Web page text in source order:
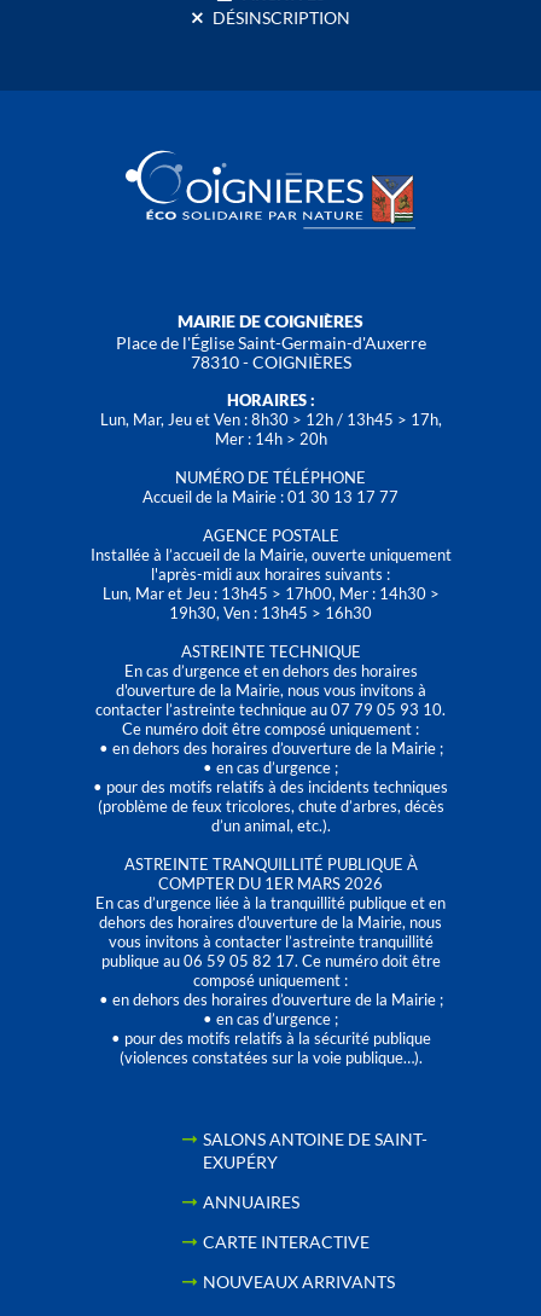
DÉSINSCRIPTION
MAIRIE DE COIGNIÈRES
Place de l'Église Saint-Germain-d'Auxerre
78310 - COIGNIÈRES
HORAIRES :
Lun, Mar, Jeu et Ven : 8h30 > 12h / 13h45 > 17h,
Mer : 14h > 20h
NUMÉRO DE TÉLÉPHONE
Accueil de la Mairie : 01 30 13 17 77
AGENCE POSTALE
Installée à l’accueil de la Mairie, ouverte uniquement
l'après-midi aux horaires suivants :
Lun, Mar et Jeu : 13h45 > 17h00, Mer : 14h30 >
19h30, Ven : 13h45 > 16h30
ASTREINTE TECHNIQUE
En cas d’urgence et en dehors des horaires
d'ouverture de la Mairie, nous vous invitons à
contacter l’astreinte technique au 07 79 05 93 10.
Ce numéro doit être composé uniquement :
• en dehors des horaires d’ouverture de la Mairie ;
• en cas d’urgence ;
• pour des motifs relatifs à des incidents techniques
(problème de feux tricolores, chute d’arbres, décès
d’un animal, etc.).
ASTREINTE TRANQUILLITÉ PUBLIQUE À
COMPTER DU 1ER MARS 2026
En cas d’urgence liée à la tranquillité publique et en
dehors des horaires d'ouverture de la Mairie, nous
vous invitons à contacter l’astreinte tranquillité
publique au 06 59 05 82 17. Ce numéro doit être
composé uniquement :
• en dehors des horaires d’ouverture de la Mairie ;
• en cas d’urgence ;
• pour des motifs relatifs à la sécurité publique
(violences constatées sur la voie publique…).
SALONS ANTOINE DE SAINT-
EXUPÉRY
ANNUAIRES
CARTE INTERACTIVE
NOUVEAUX ARRIVANTS